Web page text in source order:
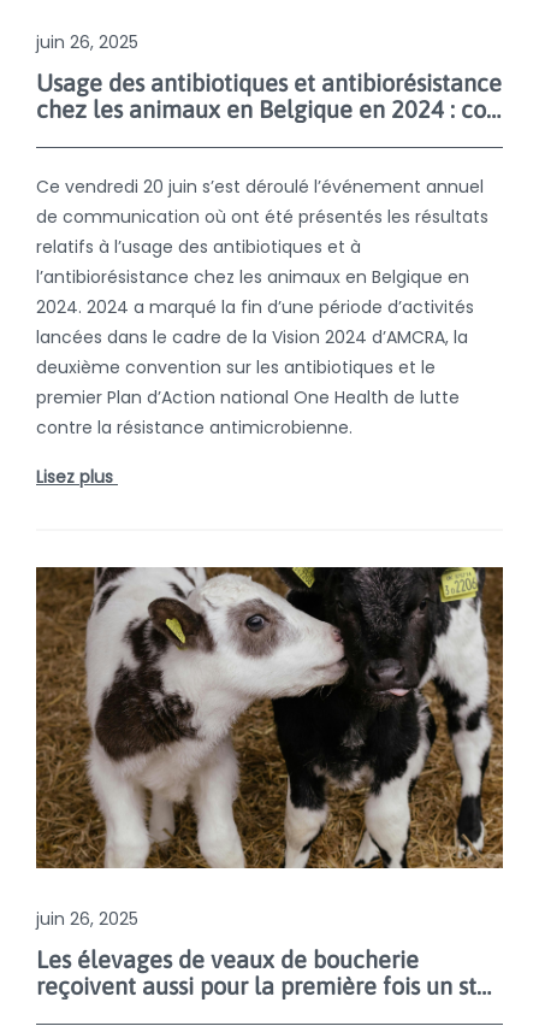
juin 26, 2025
Usage des antibiotiques et antibiorésistance
chez les animaux en Belgique en 2024 : coup d’œil sur les résultats
Ce vendredi 20 juin s’est déroulé l’événement annuel
de communication où ont été présentés les résultats
relatifs à l’usage des antibiotiques et à
l’antibiorésistance chez les animaux en Belgique en
2024. 2024 a marqué la fin d’une période d’activités
lancées dans le cadre de la Vision 2024 d’AMCRA, la
deuxième convention sur les antibiotiques et le
premier Plan d’Action national One Health de lutte
contre la résistance antimicrobienne.
Lisez plus
juin 26, 2025
Les élevages de veaux de boucherie
reçoivent aussi pour la première fois un statut AB d'exploitation